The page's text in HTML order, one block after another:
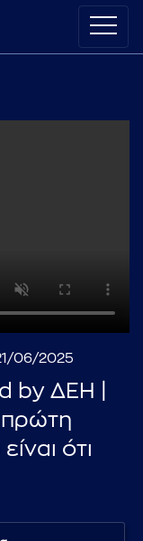
06/2025
by ΔΕΗ |
ότι